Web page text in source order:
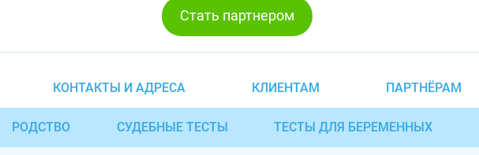
Стать партнером
КОНТАКТЫ И АДРЕСА КЛИЕНТАМ ПАРТНЁРАМ
РОДСТВО СУДЕБНЫЕ ТЕСТЫ ТЕСТЫ ДЛЯ БЕРЕМЕННЫХ